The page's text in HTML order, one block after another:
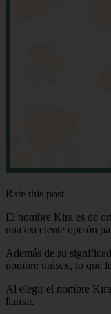
Rate this post
El nombre Kira es de
una excelente opción
Además de su
nombre unisex, lo que
Al elegir el nombre
llamar.